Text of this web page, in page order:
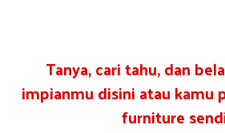
Tanya, cari tahu, dan
impianmu disini atau kamu
furniture